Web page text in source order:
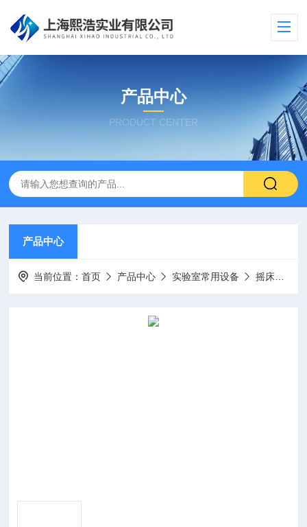
产品中心
PRODUCT CENTER
产品中心
当前位置：首页 产品中心 实验室常用设备 摇床